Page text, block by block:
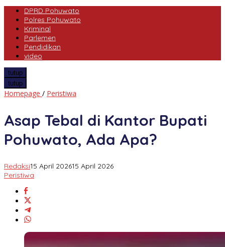
DPRD Pohuwato
Polres Pohuwato
Kriminal
Parlemen
Pendidikan
video
tutup
tutup
Homepage / Peristiwa
Kantor
Pohuwato,
Ada
Asap Tebal di Kantor Bupati
Pohuwato, Ada Apa?
Redaksi15 April 202615 April 2026
Peristiwa